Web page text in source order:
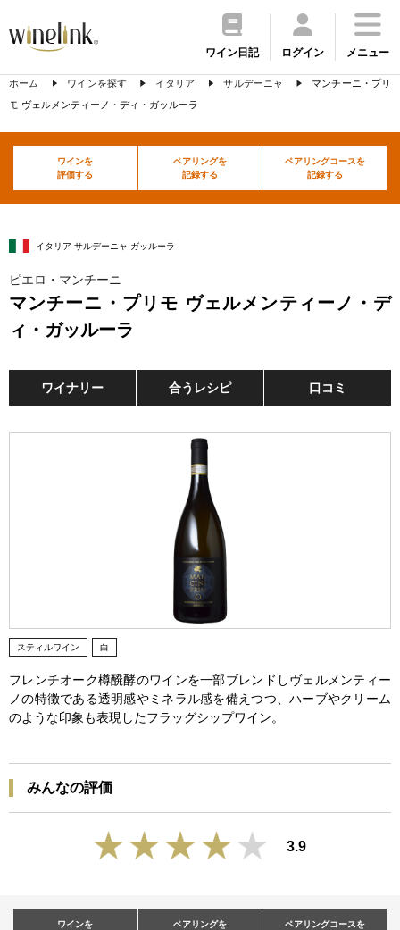
ワイン日記 ログイン メニュー
ホーム ワインを探す イタリア サルデーニャ
マンチーニ・プリ
モ ヴェルメンティーノ・ディ・ガッルーラ
ワインを
評価する
ペアリングを
記録する
ペアリングコースを
記録する
イタリア サルデーニャ ガッルーラ
ピエロ・マンチーニ
マンチーニ・プリモ ヴェルメンティーノ・デ
ィ・ガッルーラ
ワイナリー 合うレシピ 口コミ
スティルワイン 白
フレンチオーク樽醗酵のワインを一部ブレンドしヴェルメンティー
ノの特徴である透明感やミネラル感を備えつつ、ハーブやクリーム
のような印象も表現したフラッグシップワイン。
みんなの評価
3.9
ワインを
ペアリングを
ペアリングコースを